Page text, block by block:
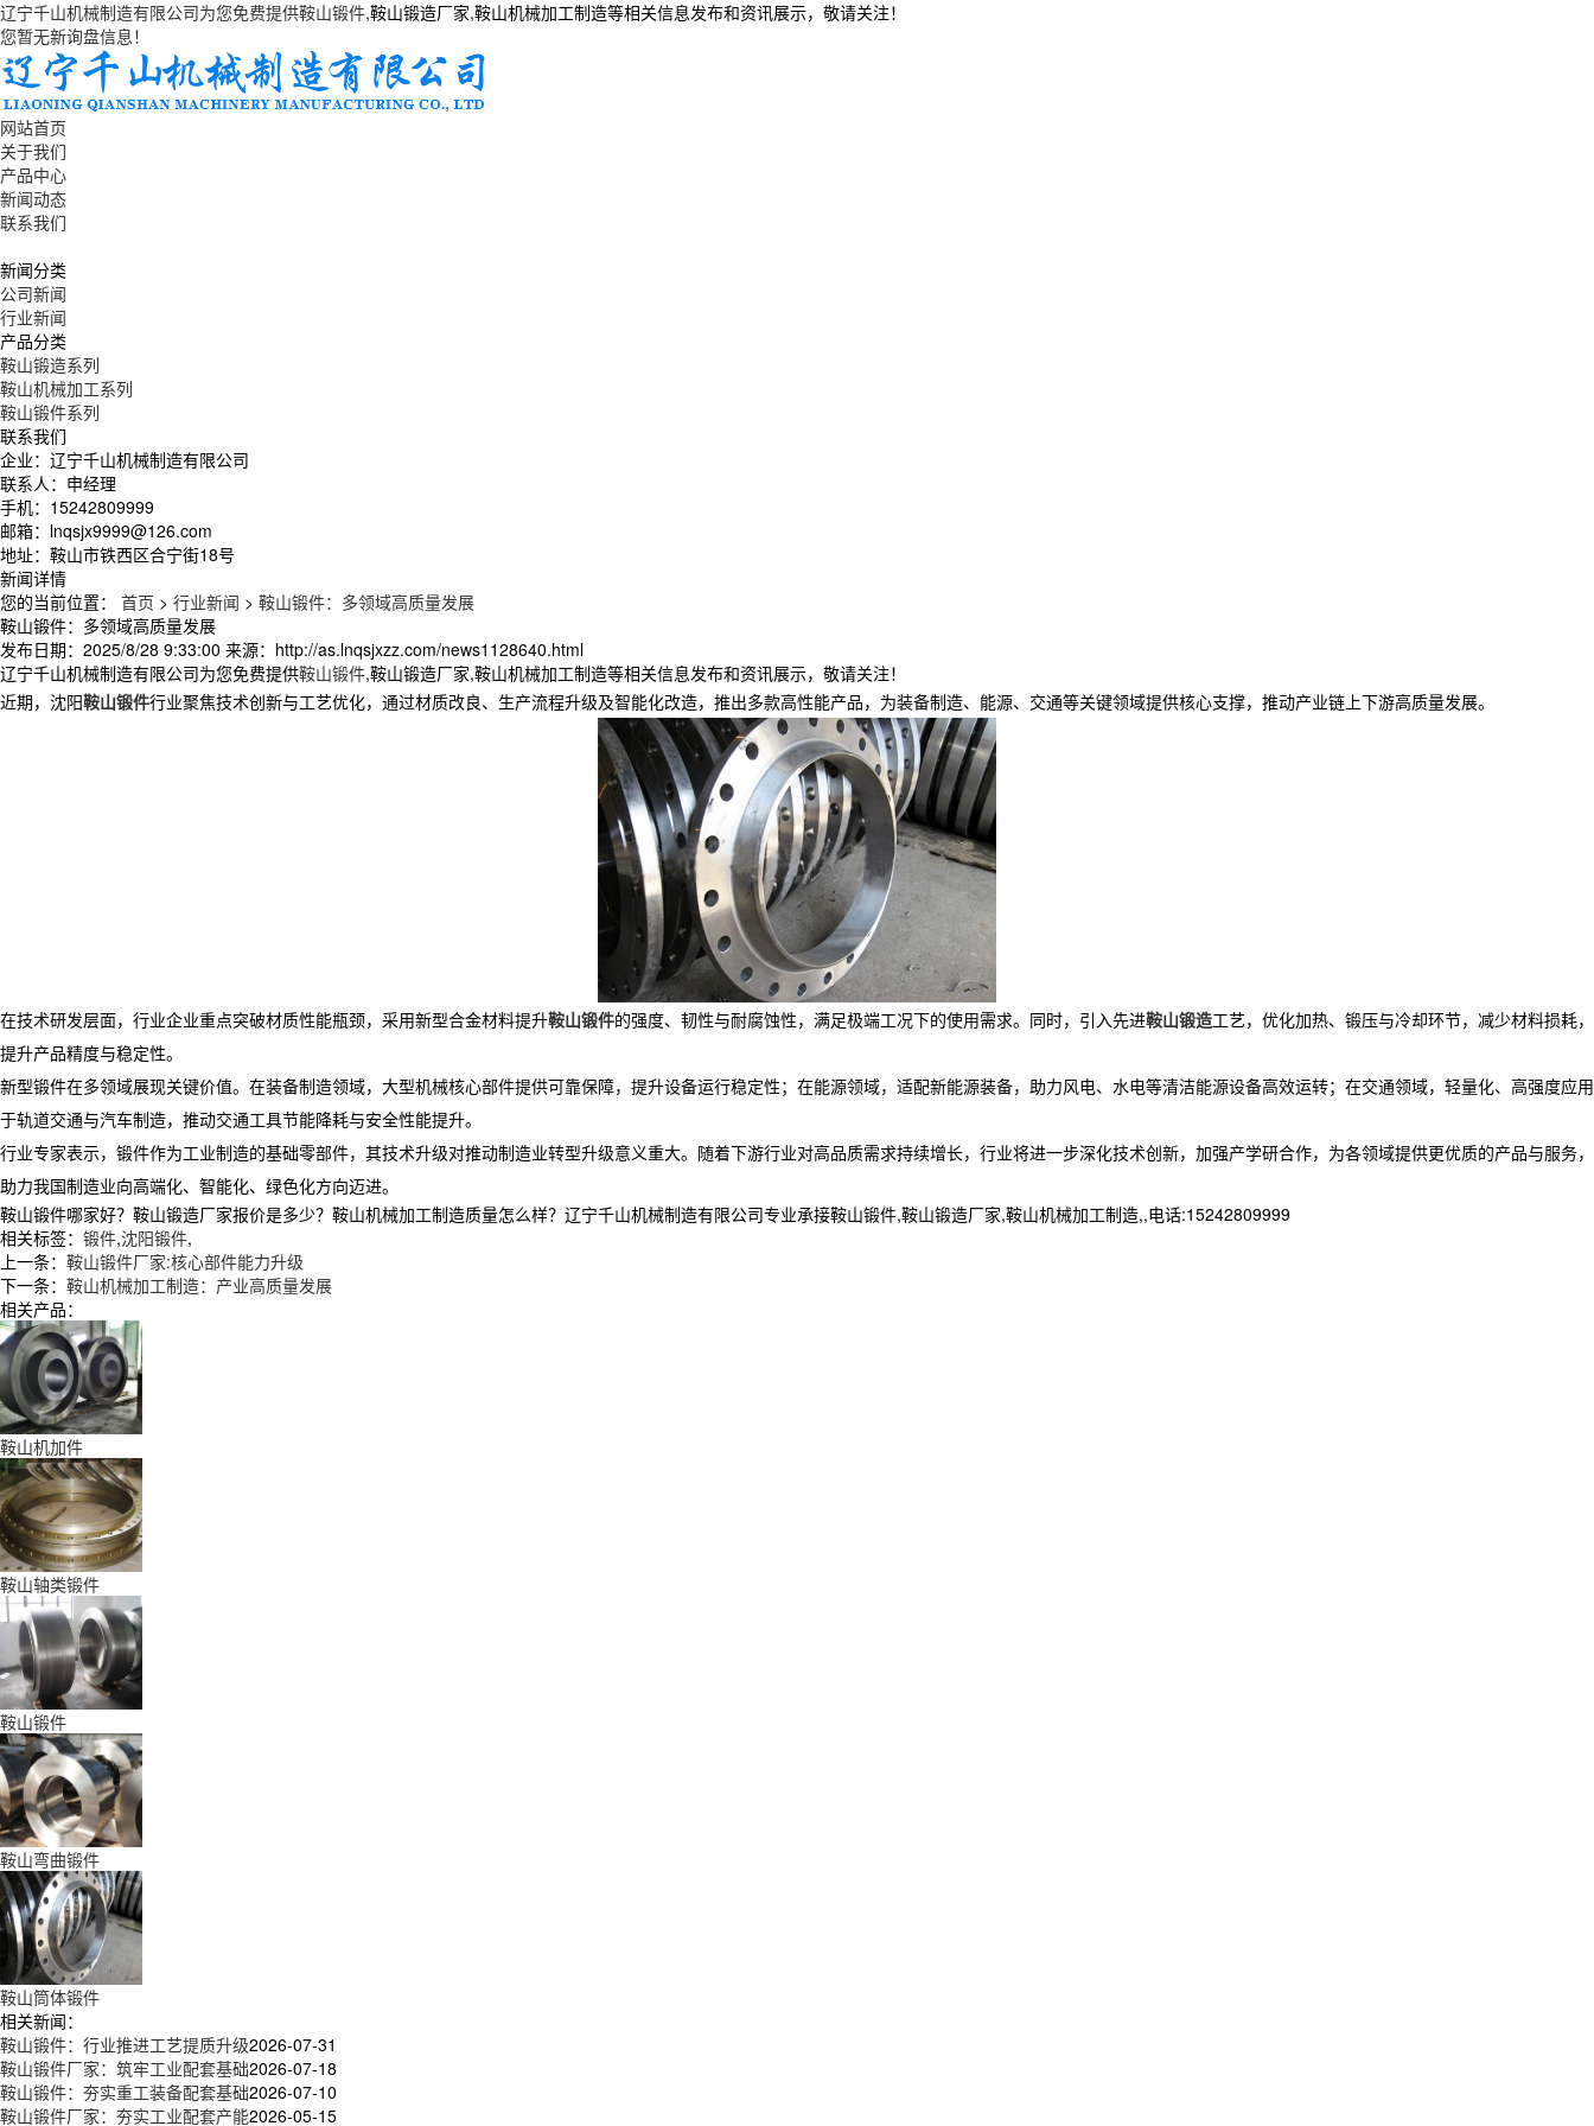
辽宁千山机械制造有限公司为您免费提供鞍山锻件,鞍山锻造厂家,鞍山机械加工制造等相关信息发布和资讯展示，敬请关注！
您暂无新询盘信息！
网站首页
关于我们
产品中心
新闻动态
联系我们
新闻分类
公司新闻
行业新闻
产品分类
鞍山锻造系列
鞍山机械加工系列
鞍山锻件系列
联系我们
企业：辽宁千山机械制造有限公司
联系人：申经理
手机：15242809999
邮箱：lnqsjx9999@126.com
地址：鞍山市铁西区合宁街18号
新闻详情
您的当前位置： 首页 > 行业新闻 > 鞍山锻件：多领域高质量发展
鞍山锻件：多领域高质量发展
发布日期： 2025/8/28 9:33:00 来源： http://as.lnqsjxzz.com/news1128640.html
辽宁千山机械制造有限公司为您免费提供鞍山锻件,鞍山锻造厂家,鞍山机械加工制造等相关信息发布和资讯展示，敬请关注！
近期，沈阳鞍山锻件行业聚焦技术创新与工艺优化，通过材质改良、生产流程升级及智能化改造，推出多款高性能产品，为装备制造、能源、交通等关键领域提供核心支撑，推动产业链上下游高质量发展。​
在技术研发层面，行业企业重点突破材质性能瓶颈，采用新型合金材料提升鞍山锻件的强度、韧性与耐腐蚀性，满足极端工况下的使用需求。同时，引入先进鞍山锻造工艺，优化加热、锻压与冷却环节，减少材料损耗，
提升产品精度与稳定性。​
新型锻件在多领域展现关键价值。在装备制造领域，大型机械核心部件提供可靠保障，提升设备运行稳定性；在能源领域，适配新能源装备，助力风电、水电等清洁能源设备高效运转；在交通领域，轻量化、高强度应用
于轨道交通与汽车制造，推动交通工具节能降耗与安全性能提升。
​ 行业专家表示，锻件作为工业制造的基础零部件，其技术升级对推动制造业转型升级意义重大。随着下游行业对高品质需求持续增长，行业将进一步深化技术创新，加强产学研合作，为各领域提供更优质的产品与服务，
助力我国制造业向高端化、智能化、绿色化方向迈进。
鞍山锻件哪家好？鞍山锻造厂家报价是多少？鞍山机械加工制造质量怎么样？辽宁千山机械制造有限公司专业承接鞍山锻件,鞍山锻造厂家,鞍山机械加工制造,,电话:15242809999
相关标签： 锻件,沈阳锻件,
上一条： 鞍山锻件厂家:核心部件能力升级
下一条： 鞍山机械加工制造：产业高质量发展
相关产品：
鞍山机加件
鞍山轴类锻件
鞍山锻件
鞍山弯曲锻件
鞍山筒体锻件
相关新闻：
鞍山锻件：行业推进工艺提质升级2026-07-31
鞍山锻件厂家：筑牢工业配套基础2026-07-18
鞍山锻件：夯实重工装备配套基础2026-07-10
鞍山锻件厂家：夯实工业配套产能2026-05-15